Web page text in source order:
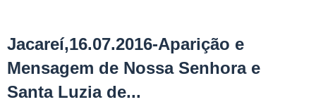
Jacareí,16.07.2016-Aparição e
Mensagem de Nossa Senhora e
Santa Luzia de...